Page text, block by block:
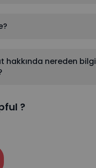
hakkında nereden bilgi
?